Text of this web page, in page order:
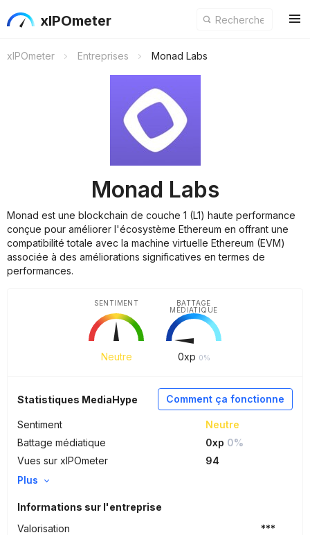
xIPOmeter
xIPOmeter Entreprises Monad Labs
Monad Labs
Monad est une blockchain de couche 1 (L1) haute performance
conçue pour améliorer l'écosystème Ethereum en offrant une
compatibilité totale avec la machine virtuelle Ethereum (EVM)
associée à des améliorations significatives en termes de
performances.
Neutre
SENTIMENT
0xp 0%
BATTAGE
MÉDIATIQUE
Comment ça fonctionne
Statistiques MediaHype
Sentiment
Neutre
Battage médiatique
0xp 0%
Vues sur xIPOmeter
94
Plus
Informations sur l'entreprise
Valorisation
***